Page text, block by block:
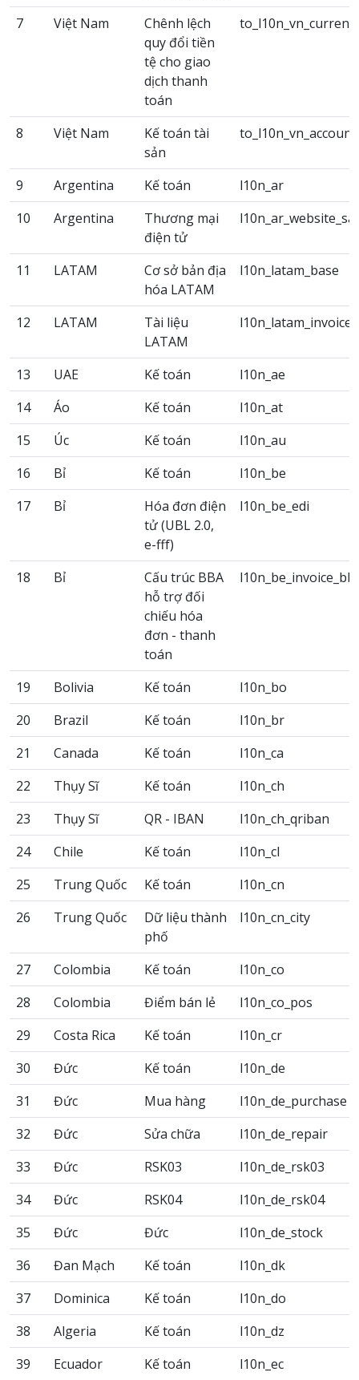
7 Việt Nam
Chênh lệch
quy đổi tiền
tệ cho giao
dịch thanh
toán
8 Việt Nam
Kế toán tài
sản
9 Argentina Kế toán
l10n_ar
10
Argentina
Thương mại
điện tử
11 LATAM
Cơ sở bản địa
hóa LATAM
l10n_latam_base
12 LATAM
Tài liệu
LATAM
13 UAE Kế toán
l10n_ae
14
Áo Kế toán
l10n_at
15
Úc Kế toán
l10n_au
16
Bỉ Kế toán
l10n_be
17
Bỉ
Hóa đơn điện
tử (UBL 2.0,
e-fff)
l10n_be_edi
18 Bỉ
Cấu trúc BBA
hỗ trợ đối
chiếu hóa
đơn - thanh
toán
19 Bolivia Kế toán
l10n_bo
20
Brazil Kế toán
l10n_br
21
Canada Kế toán
l10n_ca
22
Thụy Sĩ Kế toán
l10n_ch
23
Thụy Sĩ QR - IBAN
l10n_ch_qriban
24
Chile Kế toán
l10n_cl
25
Trung Quốc Kế toán
l10n_cn
26
Trung Quốc
Dữ liệu thành
phố
l10n_cn_city
27 Colombia Kế toán
l10n_co
28
Colombia Điểm bán lẻ
l10n_co_pos
29
Costa Rica Kế toán
l10n_cr
30
Đức Kế toán
l10n_de
31
Đức Mua hàng
l10n_de_purchase
32
Đức Sửa chữa
l10n_de_repair
33
Đức RSK03
l10n_de_rsk03
34
Đức RSK04
l10n_de_rsk04
35
Đức Đức
l10n_de_stock
36
Đan Mạch Kế toán
l10n_dk
37
Dominica Kế toán
l10n_do
38
Algeria Kế toán
l10n_dz
39
Ecuador Kế toán l10n_ec